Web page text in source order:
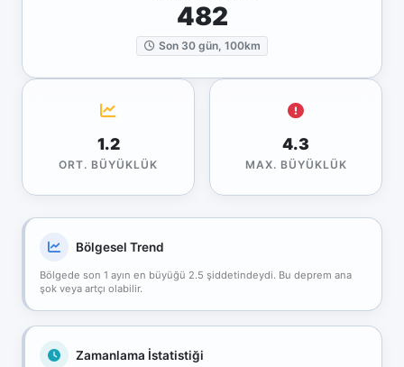
482
Son 30 gün, 100km
1.2
ORT. BÜYÜKLÜK
4.3
MAX. BÜYÜKLÜK
Bölgesel Trend
Bölgede son 1 ayın en büyüğü 2.5 şiddetindeydi. Bu deprem ana
şok veya artçı olabilir.
Zamanlama İstatistiği